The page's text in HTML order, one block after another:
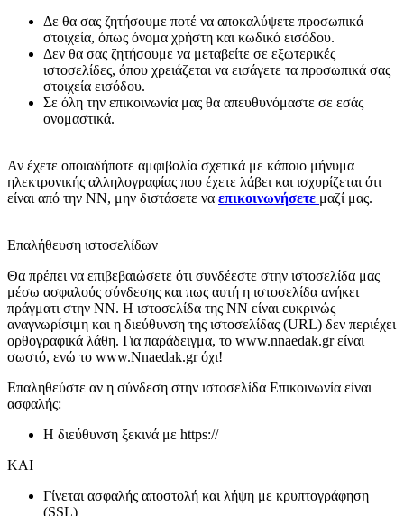
Δε θα σας ζητήσουμε ποτέ να αποκαλύψετε προσωπικά
στοιχεία, όπως όνομα χρήστη και κωδικό εισόδου.
Δεν θα σας ζητήσουμε να μεταβείτε σε εξωτερικές
ιστοσελίδες, όπου χρειάζεται να εισάγετε τα προσωπικά σας
στοιχεία εισόδου.
Σε όλη την επικοινωνία μας θα απευθυνόμαστε σε εσάς
ονομαστικά.
Αν έχετε οποιαδήποτε αμφιβολία σχετικά με κάποιο μήνυμα
ηλεκτρονικής αλληλογραφίας που έχετε λάβει και ισχυρίζεται ότι
είναι από την NN, μην διστάσετε να επικοινωνήσετε μαζί μας.
Επαλήθευση ιστοσελίδων
Θα πρέπει να επιβεβαιώσετε ότι συνδέεστε στην ιστοσελίδα μας
μέσω ασφαλούς σύνδεσης και πως αυτή η ιστοσελίδα ανήκει
πράγματι στην NN. Η ιστοσελίδα της NN είναι ευκρινώς
αναγνωρίσιμη και η διεύθυνση της ιστοσελίδας (URL) δεν περιέχει
ορθογραφικά λάθη. Για παράδειγμα, το www.nnaedak.gr είναι
σωστό, ενώ το www.Nnaedak.gr όχι!
Επαληθεύστε αν η σύνδεση στην ιστοσελίδα Επικοινωνία είναι
ασφαλής:
Η διεύθυνση ξεκινά με https://
KAI
Γίνεται ασφαλής αποστολή και λήψη με κρυπτογράφηση
(SSL)